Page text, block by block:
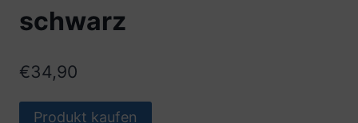
schwarz
€34,90
Produkt kaufen